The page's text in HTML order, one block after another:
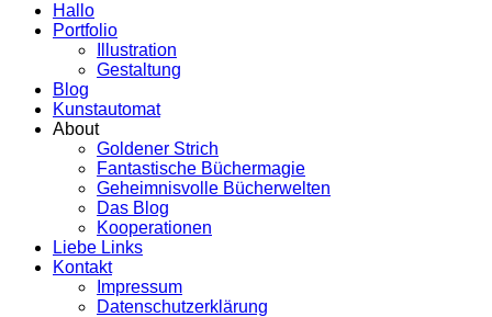
Hallo
Portfolio
Illustration
Gestaltung
Blog
Kunstautomat
About
Goldener Strich
Fantastische Büchermagie
Geheimnisvolle Bücherwelten
Das Blog
Kooperationen
Liebe Links
Kontakt
Impressum
Datenschutzerklärung